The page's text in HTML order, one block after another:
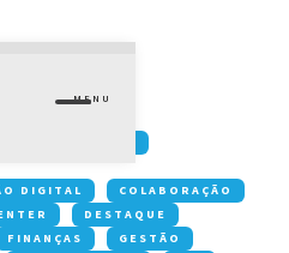
MENU
2S
DIGITAL
COLABORAÇÃO
DESTAQUE
FINANÇAS
GESTÃO